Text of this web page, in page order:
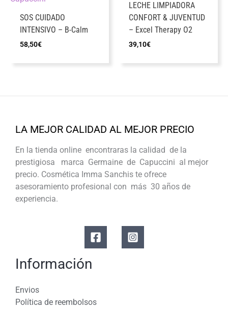
SOS CUIDADO
INTENSIVO – B-Calm
58,50€
LECHE LIMPIADORA
CONFORT & JUVENTUD
– Excel Therapy O2
39,10€
LA MEJOR CALIDAD AL MEJOR PRECIO
En la tienda online encontraras la calidad de la
prestigiosa marca Germaine de Capuccini al mejor
precio. Cosmética Imma Sanchis te ofrece
asesoramiento profesional con más 30 años de
experiencia.
Información
Envios
Política de reembolsos